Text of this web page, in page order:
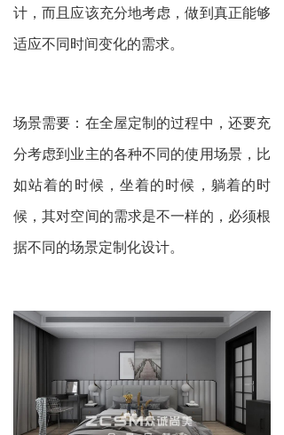
计，而且应该充分地考虑，做到真正能够
适应不同时间变化的需求。
场景需要：在全屋定制的过程中，还要充
分考虑到业主的各种不同的使用场景，比
如站着的时候，坐着的时候，躺着的时
候，其对空间的需求是不一样的，必须根
据不同的场景定制化设计。